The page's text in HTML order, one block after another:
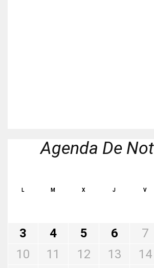
Agenda De
L M X J V
3
4 5 6 7
10
11 12 13 14